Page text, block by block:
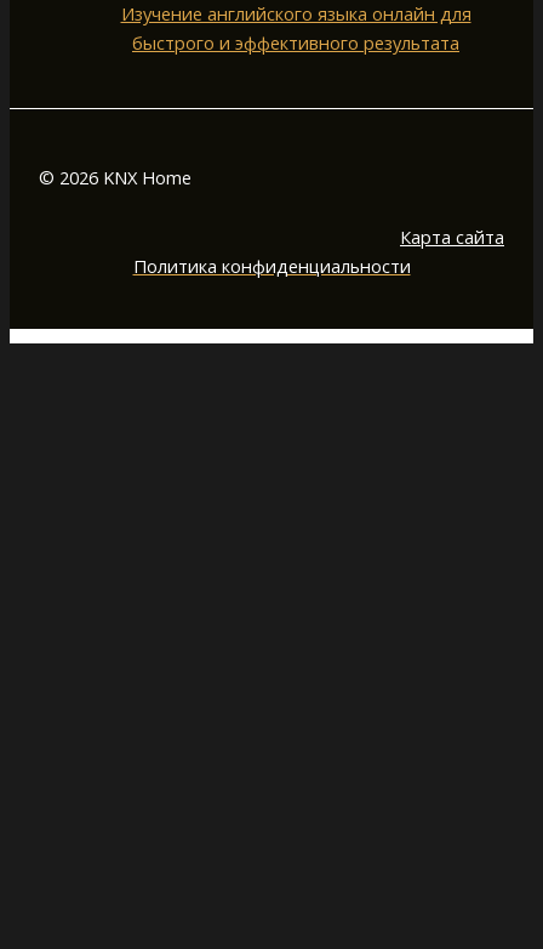
Изучение английского языка онлайн для
быстрого и эффективного результата
© 2026 KNX Home
Карта сайта
Политика конфиденциальности